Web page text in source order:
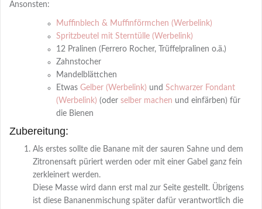
Ansonsten:
Muffinblech & Muffinförmchen
Spritzbeutel mit Sterntülle
12 Pralinen (Ferrero Rocher, Trüffelpralinen o.ä.)
Zahnstocher
Mandelblättchen
Etwas Gelber und Schwarzer Fondant
(oder selber machen und einfärben) für
die Bienen
Zubereitung:
Als erstes sollte die Banane mit der sauren Sahne und dem
Zitronensaft püriert werden oder mit einer Gabel ganz fein
zerkleinert werden.
Diese Masse wird dann erst mal zur Seite gestellt. Übrigens
ist diese Bananenmischung später dafür verantwortlich die